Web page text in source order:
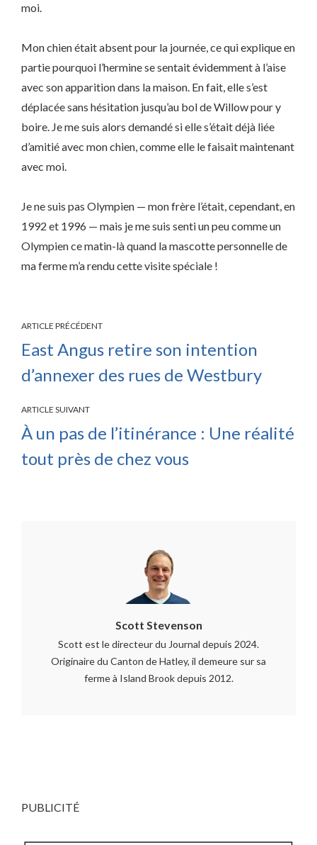
moi.
Mon chien était absent pour la journée, ce qui explique en
partie pourquoi l’hermine se sentait évidemment à l’aise
avec son apparition dans la maison. En fait, elle s’est
déplacée sans hésitation jusqu’au bol de Willow pour y
boire. Je me suis alors demandé si elle s’était déjà liée
d’amitié avec mon chien, comme elle le faisait maintenant
avec moi.
Je ne suis pas Olympien — mon frère l’était, cependant, en
1992 et 1996 — mais je me suis senti un peu comme un
Olympien ce matin-là quand la mascotte personnelle de
ma ferme m’a rendu cette visite spéciale !
ARTICLE PRÉCÉDENT
East Angus retire son intention
d’annexer des rues de Westbury
ARTICLE SUIVANT
À un pas de l’itinérance : Une réalité
tout près de chez vous
Scott Stevenson
Scott est le directeur du Journal depuis 2024.
Originaire du Canton de Hatley, il demeure sur sa
ferme à Island Brook depuis 2012.
PUBLICITÉ